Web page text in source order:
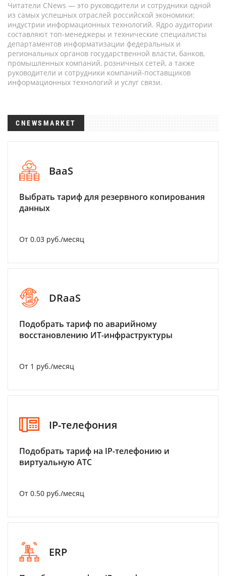
Читатели CNews — это руководители и сотрудники одной
из самых успешных отраслей российской экономики:
индустрии информационных технологий. Ядро аудитории
составляют топ-менеджеры и технические специалисты
департаментов информатизации федеральных и
региональных органов государственной власти, банков,
промышленных компаний, розничных сетей, а также
руководители и сотрудники компаний-поставщиков
информационных технологий и услуг связи.
CNEWSMARKET
BaaS
Выбрать тариф для резервного копирования
данных
От 0.03 руб./месяц
DRaaS
Подобрать тариф по аварийному
восстановлению ИТ-инфраструктуры
От 1 руб./месяц
IP-телефония
Подобрать тариф на IP-телефонию и
виртуальную АТС
От 0.50 руб./месяц
ERP